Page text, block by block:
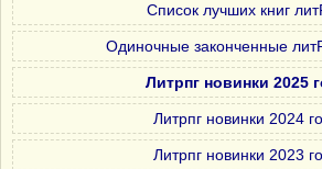
Список лучших книг
Одиночные законченные
Литрпг новинки 2025
Литрпг новинки 2024
Литрпг новинки 2023